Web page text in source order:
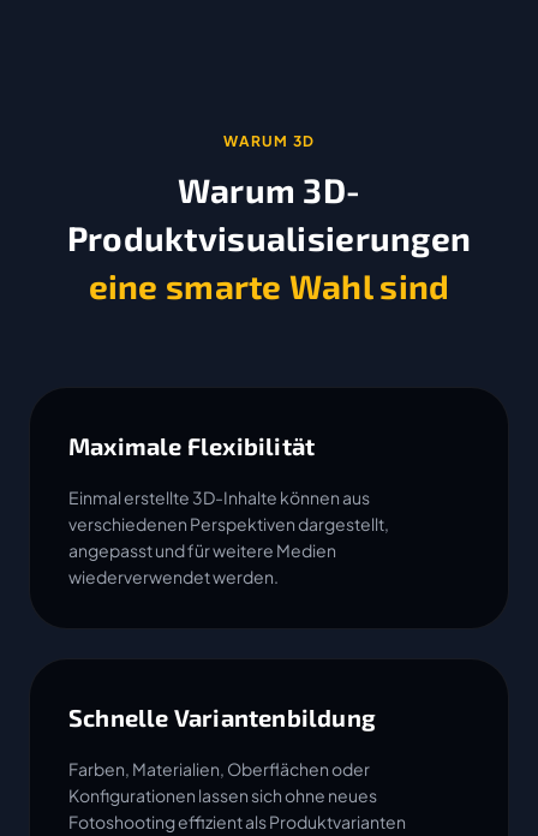
WARUM 3D
Warum 3D-
Produktvisualisierungen
eine smarte Wahl sind
Maximale Flexibilität
Einmal erstellte 3D-Inhalte können aus
verschiedenen Perspektiven dargestellt,
angepasst und für weitere Medien
wiederverwendet werden.
Schnelle Variantenbildung
Farben, Materialien, Oberflächen oder
Konfigurationen lassen sich ohne neues
Fotoshooting effizient als Produktvarianten